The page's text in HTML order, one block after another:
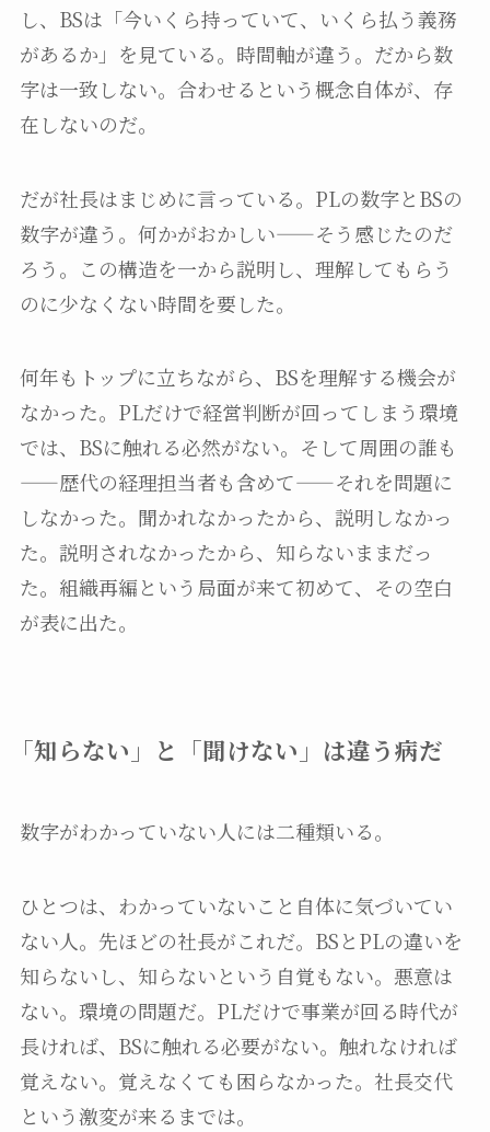
し、BSは「今いくら持っていて、いくら払う義務
があるか」を見ている。時間軸が違う。だから数
字は一致しない。合わせるという概念自体が、存
在しないのだ。
だが社長はまじめに言っている。PLの数字とBSの
数字が違う。何かがおかしい——そう感じたのだ
ろう。この構造を一から説明し、理解してもらう
のに少なくない時間を要した。
何年もトップに立ちながら、BSを理解する機会が
なかった。PLだけで経営判断が回ってしまう環境
では、BSに触れる必然がない。そして周囲の誰も
——歴代の経理担当者も含めて——それを問題に
しなかった。聞かれなかったから、説明しなかっ
た。説明されなかったから、知らないままだっ
た。組織再編という局面が来て初めて、その空白
が表に出た。
「知らない」と「聞けない」は違う病だ
数字がわかっていない人には二種類いる。
ひとつは、わかっていないこと自体に気づいてい
ない人。先ほどの社長がこれだ。BSとPLの違いを
知らないし、知らないという自覚もない。悪意は
ない。環境の問題だ。PLだけで事業が回る時代が
長ければ、BSに触れる必要がない。触れなければ
覚えない。覚えなくても困らなかった。社長交代
という激変が来るまでは。